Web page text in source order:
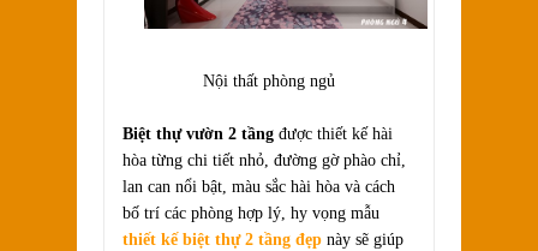
Nội thất phòng ngủ
Biệt thự vườn 2 tầng được thiết kế hài
hòa từng chi tiết nhỏ, đường gờ phào chỉ,
lan can nổi bật, màu sắc hài hòa và cách
bố trí các phòng hợp lý, hy vọng mẫu
thiết kế biệt thự 2 tầng đẹp này sẽ giúp